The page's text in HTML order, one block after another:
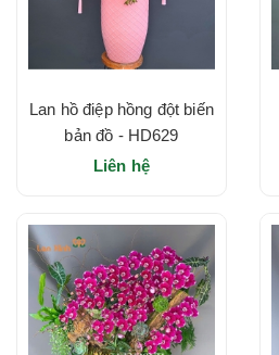
Lan hồ điệp hồng đột biến
bản đồ - HD629
Liên hệ